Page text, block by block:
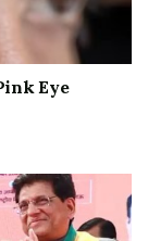
Eye